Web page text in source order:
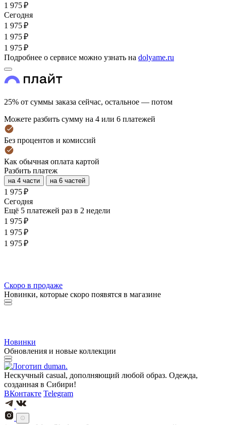
1 975 ₽
Cегодня
1 975 ₽
1 975 ₽
1 975 ₽
Подробнее о сервисе можно узнать на dolyame.ru
25% от суммы заказа сейчас, остальное — потом
Можете разбить сумму на 4 или 6 платежей
Без процентов и комиссий
Как обычная оплата картой
Разбить платеж
на 4 части на 6 частей
1 975 ₽
Cегодня
Ещё 5 платежей раз в 2 недели
1 975 ₽
1 975 ₽
1 975 ₽
Скоро в продаже
Новинки, которые скоро появятся в магазине
Новинки
Обновления и новые коллекции
Нескучный casual, дополняющий любой образ. Одежда,
созданная в Сибири!
ВКонтакте Telegram